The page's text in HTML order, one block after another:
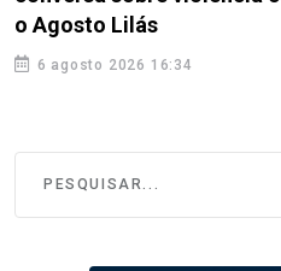
o Agosto Lilás
6 agosto 2026 16:34